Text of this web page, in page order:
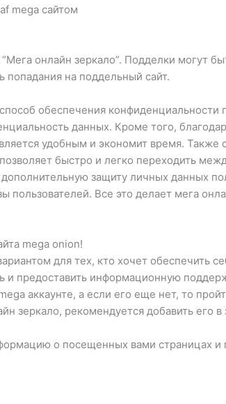
mega сайтом
онлайн зеркало”. Подделки могут
попадания на поддельный сайт.
обеспечения конфиденциальности
данных. Кроме того,
удобным и экономит время. Также
быстро и легко переходить
защиту личных данных
пользователей. Все это делает мега
mega onion!
для тех, кто хочет обеспечить
и предоставить информационную
аккаунте, а если его еще нет, то
зеркало, рекомендуется добавить его в
о посещенных вами страницах и